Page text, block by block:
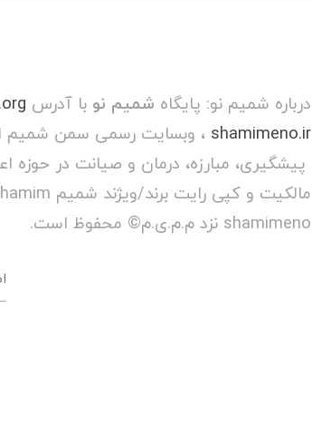
درباره شمیم نو: پایگاه شمیم نو با آدرس
shamimeno.ir ، وبسایت رسمی سمن شمیم
پیشگیری، مبارزه، درمان و صیانت در حوزه
shamimeno نزد م.م.ی.م© محفوظ است.